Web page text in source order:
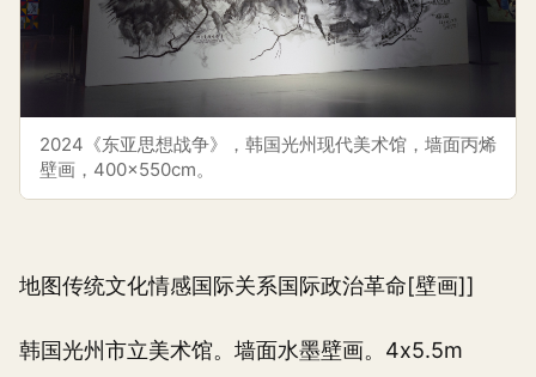
2024《东亚思想战争》，韩国光州现代美术馆，墙面丙烯
壁画，400×550cm。
地图传统文化情感国际关系国际政治革命[壁画]]
韩国光州市立美术馆。墙面水墨壁画。4x5.5m